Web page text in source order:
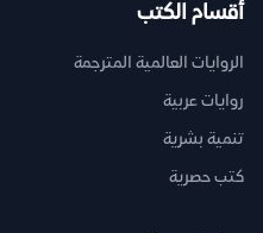
أقسام الكتب
الروايات العالمية المترجمة
روايات عربية
تنمية بشرية
كتب حصرية